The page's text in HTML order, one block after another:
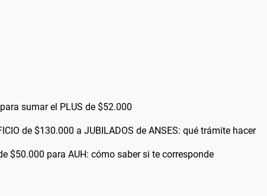
sumar el PLUS de $52.000
de $130.000 a JUBILADOS de ANSES: qué trámite hacer
$50.000 para AUH: cómo saber si te corresponde